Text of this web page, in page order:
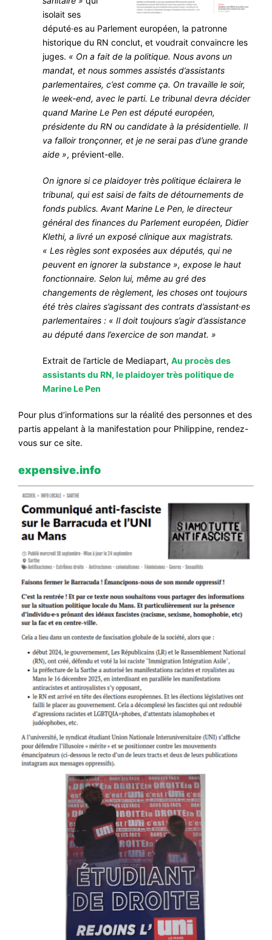
isolait ses
député·es au Parlement européen, la patronne
historique du RN conclut, et voudrait convaincre les
juges. « On a fait de la politique. Nous avons un
mandat, et nous sommes assistés d’assistants
parlementaires, c’est comme ça. On travaille le soir,
le week-end, avec le parti. Le tribunal devra décider
quand Marine Le Pen est député européen,
présidente du RN ou candidate à la présidentielle. Il
va falloir tronçonner, et je ne serai pas d’une grande
aide », prévient-elle.
On ignore si ce plaidoyer très politique éclairera le
tribunal, qui est saisi de faits de détournements de
fonds publics. Avant Marine Le Pen, le directeur
général des finances du Parlement européen, Didier
Klethi, a livré un exposé clinique aux magistrats.
« Les règles sont exposées aux députés, qui ne
peuvent en ignorer la substance », expose le haut
fonctionnaire. Selon lui, même au gré des
changements de règlement, les choses ont toujours
été très claires s’agissant des contrats d’assistant·es
parlementaires : « Il doit toujours s’agir d’assistance
au député dans l’exercice de son mandat. »
Extrait de l’article de Mediapart, Au procès des
assistants du RN, le plaidoyer très politique de
Marine Le Pen
Pour plus d’informations sur la réalité des personnes et des
partis appelant à la manifestation pour Philippine, rendez-
vous sur ce site.
expensive.info